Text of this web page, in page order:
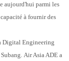
aujourd'hui parmi les
à fournir des
Digital Engineering
Air Asia ADE a